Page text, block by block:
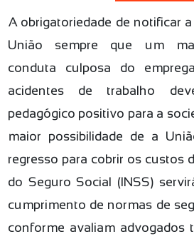
A obrigatoriedade de notificar
União sempre que um
conduta culposa do
acidentes de trabalho
pedagógico positivo para a
maior possibilidade de a
regresso para cobrir os custos
do Seguro Social (INSS)
cumprimento de normas de
conforme avaliam advogados